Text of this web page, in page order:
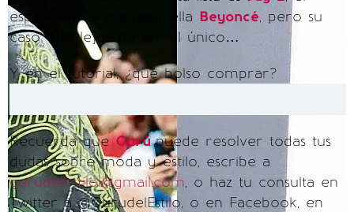
esposo de la megaestrella Beyoncé, pero su
caso está lejos de ser el único…
Y en el tutorial, ¿qué bolso comprar?
Recuerda queGurúpuede resolver todas tus
dudas sobre moda y estilo, escribe a
gurudelestilo1@gmail.com, o haz tu consulta en
Twitter a @GurudelEstilo, o en Facebook, en